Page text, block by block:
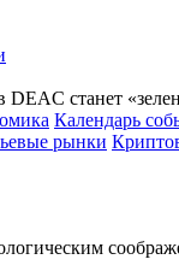
DEAC станет
Календарь
рынки